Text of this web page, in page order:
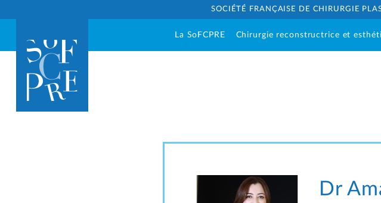
SOCIÉTÉ FRANÇAISE DE CHIRURGIE
La SoFCPRE Chirurgie reconstructrice et
Dr